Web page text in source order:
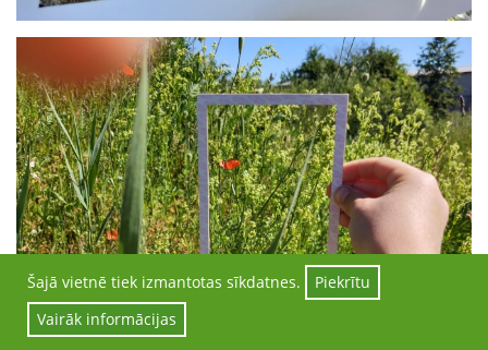
Šajā vietnē tiek izmantotas sīkdatnes.
Piekrītu
Vairāk informācijas